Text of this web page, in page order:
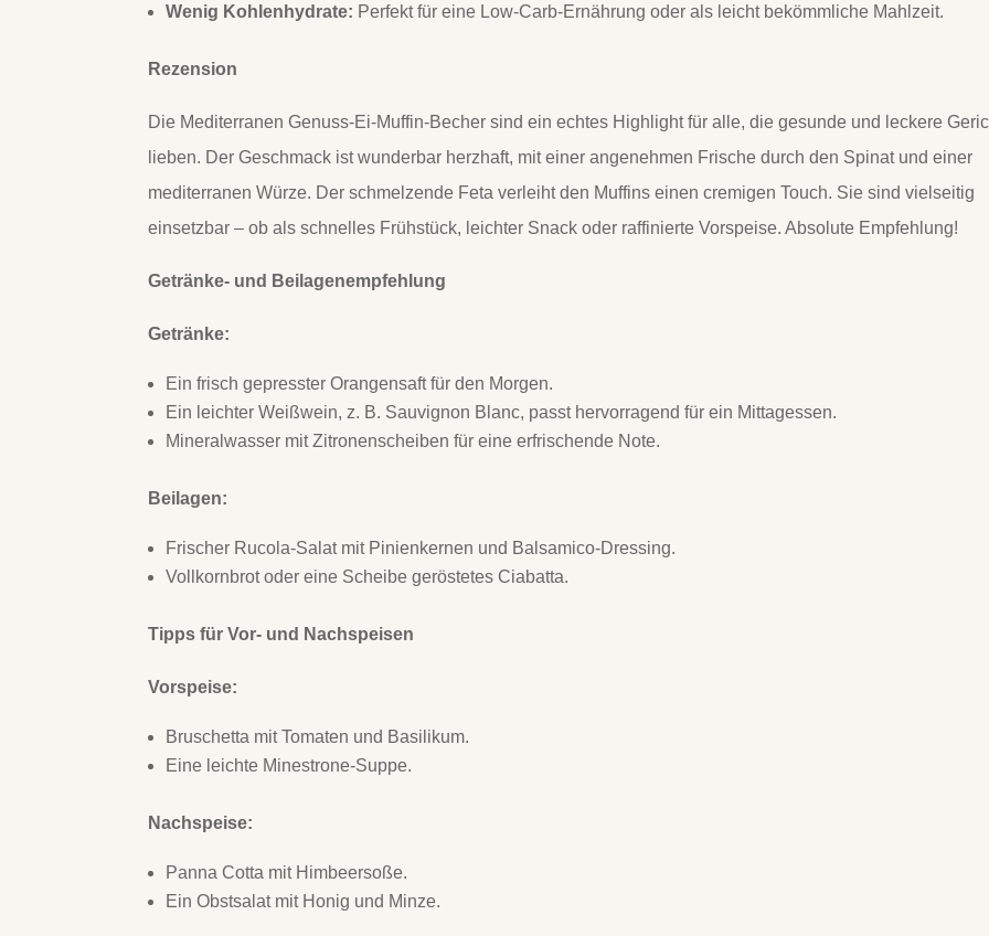
Wenig Kohlenhydrate: Perfekt für eine Low-Carb-Ernährung oder als leicht bekömmliche Mahlzeit.
Rezension
Die Mediterranen Genuss-Ei-Muffin-Becher sind ein echtes Highlight für alle, die gesunde und leckere
lieben. Der Geschmack ist wunderbar herzhaft, mit einer angenehmen Frische durch den Spinat und einer
mediterranen Würze. Der schmelzende Feta verleiht den Muffins einen cremigen Touch. Sie sind vielseitig
einsetzbar – ob als schnelles Frühstück, leichter Snack oder raffinierte Vorspeise. Absolute Empfehlung!
Getränke- und Beilagenempfehlung
Getränke:
Ein frisch gepresster Orangensaft für den Morgen.
Ein leichter Weißwein, z. B. Sauvignon Blanc, passt hervorragend für ein Mittagessen.
Mineralwasser mit Zitronenscheiben für eine erfrischende Note.
Beilagen:
Frischer Rucola-Salat mit Pinienkernen und Balsamico-Dressing.
Vollkornbrot oder eine Scheibe geröstetes Ciabatta.
Tipps für Vor- und Nachspeisen
Vorspeise:
Bruschetta mit Tomaten und Basilikum.
Eine leichte Minestrone-Suppe.
Nachspeise:
Panna Cotta mit Himbeersoße.
Ein Obstsalat mit Honig und Minze.